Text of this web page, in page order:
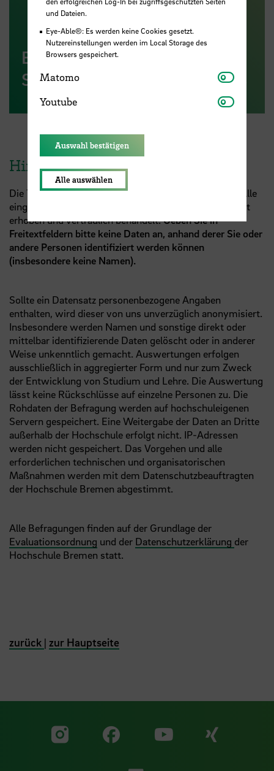
Ergebnisse der
Studiengangsevaluation 2024
Hinweise zum Datenschutz
Die Teilnahme an der Online-Befragung ist freiwillig. Alle
eingehenden Daten werden grundsätzlich anonymisiert
erhoben und vertraulich behandelt.Geben Sie in
Freitextfeldern bitte keine Daten an, anhand derer Sie oder
andere Personen identifiziert werden können
(insbesondere keine Namen).
Sollte ein Datensatz personenbezogene Angaben
enthalten, wird dieser von uns unverzüglich anonymisiert.
Insbesondere werden Namen und sonstige direkt oder
mittelbar identifizierende Daten gelöscht oder in anderer
Weise unkenntlich gemacht. Auswertungen erfolgen
ausschließlich in aggregierter Form und nur zum Zweck
der Entwicklung von Studium und Lehre. Die Auswertung
lässt keine Rückschlüsse auf einzelne Personen zu. Die
Rohdaten der Befragung werden auf hochschuleigenen
Servern gespeichert. Eine Weitergabe der Daten an Dritte
außerhalb der Hochschule erfolgt nicht. IP-Adressen
werden nicht gespeichert. Das Vorgehen und alle
erforderlichen technischen und organisatorischen
Maßnahmen werden mit dem Datenschutzbeauftragten
der Hochschule Bremen abgestimmt.
Alle Befragungen finden auf der Grundlage der
Evaluationsordnung und der Datenschutzerklärung der
Hochschule Bremen statt.
zurück | zur Hauptseite
Zu unserer Facebook
Zu
und Dateien.
Eye-Able®: Es werden keine Cookies gesetzt.
Nutzereinstellungen werden im Local Storage des
Browsers gespeichert.
Matomo Matomo
Youtube Youtube
Auswahl bestätigen
Alle auswählen